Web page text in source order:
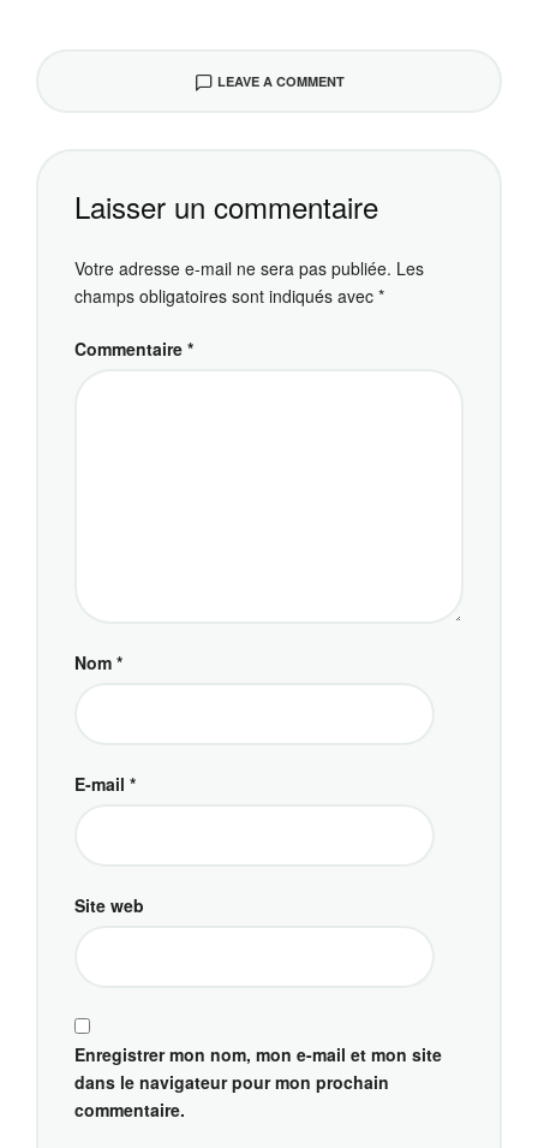
LEAVE A COMMENT
Laisser un commentaire
Votre adresse e-mail ne sera pas publiée. Les
champs obligatoires sont indiqués avec *
Commentaire *
Nom *
E-mail *
Site web
Enregistrer mon nom, mon e-mail et mon site
dans le navigateur pour mon prochain
commentaire.